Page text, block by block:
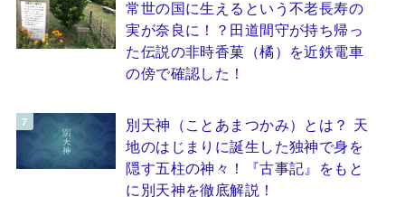
常世の国に生えるという不老長寿の
実が奈良に！？田道間守が持ち帰っ
た伝説の非時香菓（橘）を近鉄電車
の傍で確認した！
別天神（ことあまつかみ）とは？ 天
地のはじまりに誕生した独神で身を
隠す五柱の神々！『古事記』をもと
に別天神を徹底解説！